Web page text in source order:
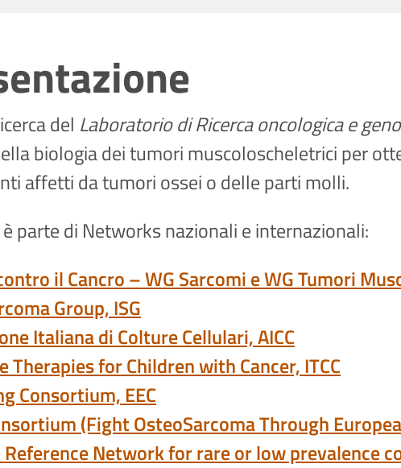
del Laboratorio di Ricerca oncologica e
biologia dei tumori muscoloscheletrici per
affetti da tumori ossei o delle parti molli.
parte di Networks nazionali e internazionali:
il Cancro – WG Sarcomi e WG Tumori
Group, ISG
Italiana di Colture Cellulari, AICC
Therapies for Children with Cancer, ITCC
Consortium, EEC
(Fight OsteoSarcoma Through
Network for rare or low prevalence